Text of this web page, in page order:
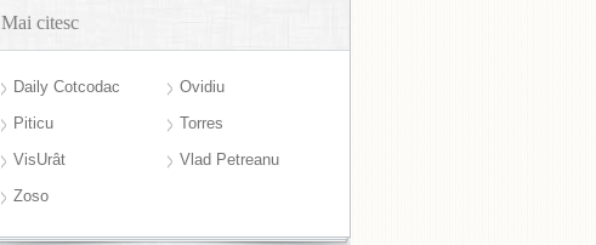
Mai citesc
Daily Cotcodac
Ovidiu
Piticu
Torres
VisUrât
Vlad Petreanu
Zoso